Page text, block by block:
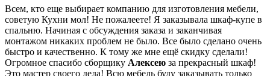
Всем, кто еще выбирает компанию для изготовления мебели,
советую Кухни мол! Не пожалеете! Я заказывала шкаф-купе в
спальню. Начиная с обсуждения заказа и заканчивая
монтажом никаких проблем не было. Все было сделано очень
быстро и качественно. К тому же мне ещё скидку сделали!
Огромное спасибо сборщику Алексею за прекрасный шкаф!
Это мастер своего дела! Всю мебель буду заказывать только